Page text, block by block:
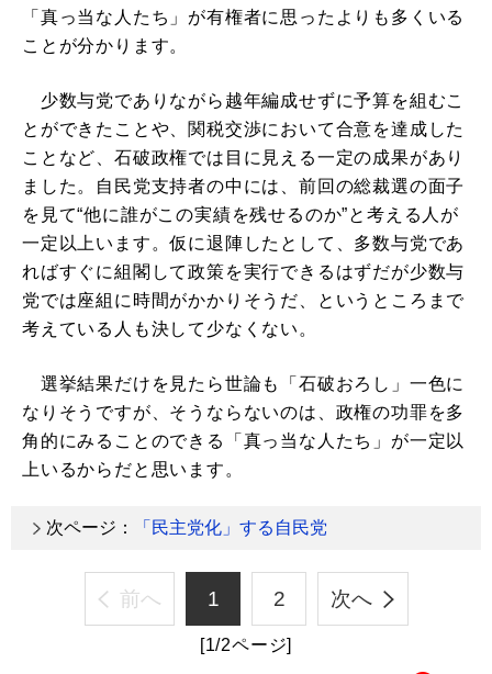
「真っ当な人たち」が有権者に思ったよりも多くいる
ことが分かります。
少数与党でありながら越年編成せずに予算を組むこ
とができたことや、関税交渉において合意を達成した
ことなど、石破政権では目に見える一定の成果があり
ました。自民党支持者の中には、前回の総裁選の面子
を見て“他に誰がこの実績を残せるのか”と考える人が
一定以上います。仮に退陣したとして、多数与党であ
ればすぐに組閣して政策を実行できるはずだが少数与
党では座組に時間がかかりそうだ、というところまで
考えている人も決して少なくない。
選挙結果だけを見たら世論も「石破おろし」一色に
なりそうですが、そうならないのは、政権の功罪を多
角的にみることのできる「真っ当な人たち」が一定以
上いるからだと思います。
次ページ： 「民主党化」する自民党
前へ 1 2 次へ
[1/2ページ]